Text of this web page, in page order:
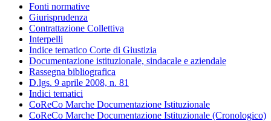
Fonti normative
Giurisprudenza
Contrattazione Collettiva
Interpelli
Indice tematico Corte di Giustizia
Documentazione istituzionale, sindacale e aziendale
Rassegna bibliografica
D.lgs. 9 aprile 2008, n. 81
Indici tematici
CoReCo Marche Documentazione Istituzionale
CoReCo Marche Documentazione Istituzionale (Cronologico)